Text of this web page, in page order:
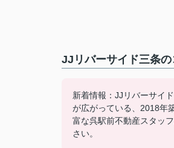
JJリバーサイド三条
新着情報：JJリバーサイ
が広がっている、2018年
富な呉駅前不動産スタッ
さい。